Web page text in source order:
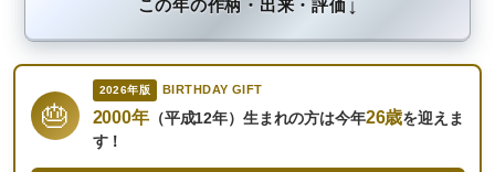
この年の作柄・出来・評価↓
🎂
2026年版 BIRTHDAY GIFT
2000年（平成12年）生まれの方は今年26歳を迎えま
す！